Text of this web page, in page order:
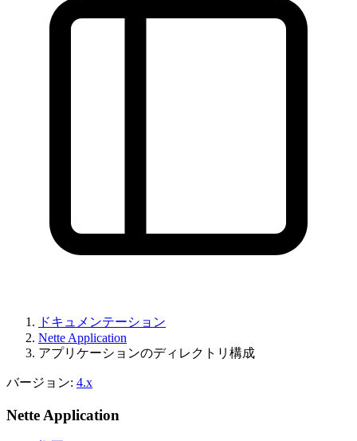
ドキュメンテーション
Nette Application
アプリケーションのディレクトリ構成
バージョン: 4.x
Nette Application